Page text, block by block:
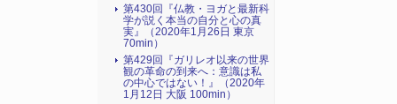
第430回『仏教・ヨガと最新科
学が説く本当の自分と心の真
実』（2020年1月26日 東京
70min）
第429回『ガリレオ以来の世界
観の革命の到来へ：意識は私
の中心ではない！』（2020年
1月12日 大阪 100min）